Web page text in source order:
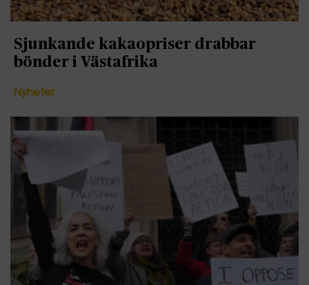
Sjunkande kakaopriser drabbar
bönder i Västafrika
Nyheter